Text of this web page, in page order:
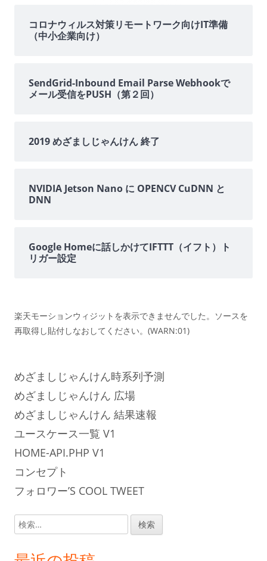
コロナウィルス対策リモートワーク向けIT準備
（中小企業向け）
SendGrid-Inbound Email Parse Webhookで
メール受信をPUSH（第２回）
2019 めざましじゃんけん 終了
NVIDIA Jetson Nano に OPENCV CuDNN と
DNN
Google Homeに話しかけてIFTTT（イフト）ト
リガー設定
楽天モーションウィジットを表示できませんでした。ソースを
再取得し貼付しなおしてください。(WARN:01)
めざましじゃんけん時系列予測
めざましじゃんけん 広場
めざましじゃんけん 結果速報
ユースケース一覧 V1
HOME-API.PHP V1
コンセプト
フォロワー’S COOL TWEET
検
索: